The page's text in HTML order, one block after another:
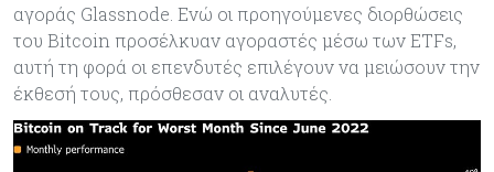
αγοράς Glassnode. Ενώ οι προηγούμενες διορθώσεις
του Bitcoin προσέλκυαν αγοραστές μέσω των ETFs,
αυτή τη φορά οι επενδυτές επιλέγουν να μειώσουν την
έκθεσή τους, πρόσθεσαν οι αναλυτές.